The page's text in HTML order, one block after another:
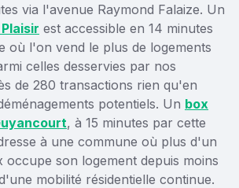
via l'avenue Raymond Falaize. Un
est accessible en 14 minutes
où l'on vend le plus de logements
celles desservies par nos
de 280 transactions rien qu'en
potentiels. Un box
, à 15 minutes par cette
à une commune où plus d'un
occupe son logement depuis moins
mobilité résidentielle continue.